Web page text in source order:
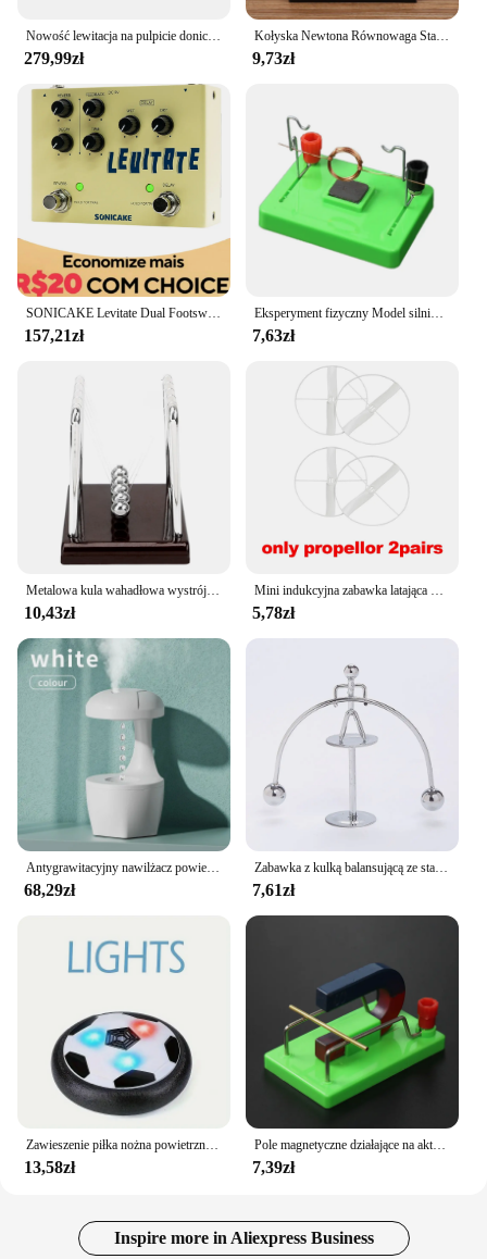
Nowość lewitacja na pulpicie doniczka Orrnament, geometryczna sadzarka zawieszona, dekoracja biurowa domu uchwyt do wieszania roślin ozdoby
279,99zł
Kołyska Newtona Równowaga Stalowa piłka Materiały dydaktyczne Fizyka Nauka Wahadło Zabawki na biurko Prezenty antystresowe Dekoracja domu
9,73zł
SONICAKE Levitate Dual Footswitch Stompbox Digital Delay and Reverb Pedał efektów gitarowych QDS-02
157,21zł
Eksperyment fizyczny Model silnika STEM Instrument do nauczania huśtawki elektromagnetycznej
7,63zł
Metalowa kula wahadłowa wystrój stołu wahadło fizyczne kulka Newton stal wyrównać piłkę kołyska Newtona
10,43zł
Mini indukcyjna zabawka latająca na podczerwień helikopter zabawka dla astronautów indukcyjna maszyna latająca automatyczna zabawka dla dzieci
5,78zł
Antygrawitacyjny nawilżacz powietrza Licznik wyciszania Nawilżacz prądu Lewitujące krople wody Cool Mist Maker Fogger Łagodzi zmęczenie
68,29zł
Zabawka z kulką balansującą ze stali nierdzewnej kreatywne wahadło kołyska Iron Man ozdoby dekompresyjne biurko zabawka narzędzia do wczesnej edukacji prezenty
7,61zł
Zawieszenie piłka nożna powietrzna elektryczna lewitacja zabawka sportowa ABS Hover piłka nożna z oświetleniem Led unikanie kolizji w pomieszczeniach zabawka dla dzieci
13,58zł
Pole magnetyczne działające na aktualną aparaturę eksperymentalną ampersiłę aparatury doświadczalnej dla do nauczania fizyki gimnazjalnych
7,39zł
Inspire more in Aliexpress Business